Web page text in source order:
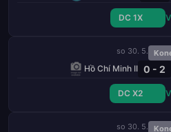
DC 1X
so 30. 5.
Hồ Chí Minh II 0 - 2
DC X2
so 30. 5.